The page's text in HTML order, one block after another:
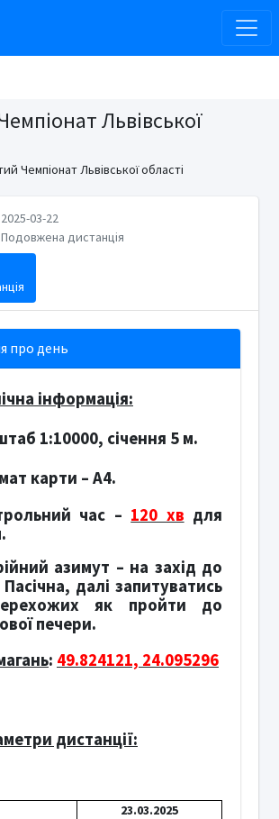
Львівської
Чемпіонат Львівської області
2025-03-22
Подовжена дистанція
про день
інформація:
1:10000, січення 5 м.
карти – А4.
час – 120 хв для
азимут – на захід до
далі запитуватись
як пройти до
печери.
: 49.824121, 24.095296
дистанції:
23.03.2025